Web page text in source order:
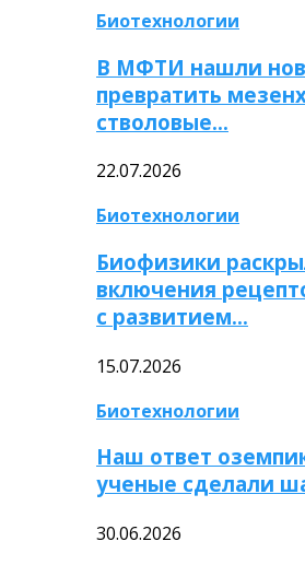
Биотехнологии
В МФТИ нашли
превратить
стволовые…
22.07.2026
Биотехнологии
Биофизики
включения
с развитием…
15.07.2026
Биотехнологии
Наш ответ
ученые сделали
30.06.2026